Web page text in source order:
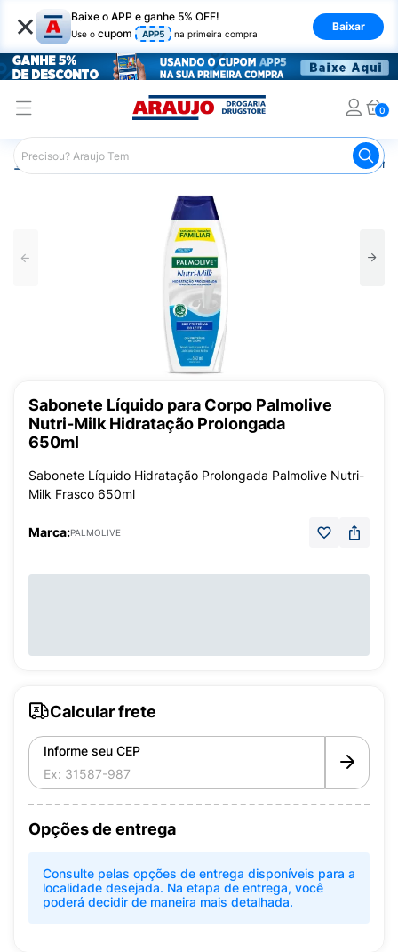
× Baixe o APP e ganhe 5% OFF!
Use o cupom APP5 na primeira compra
Baixar
0
Araujo Higiene Pessoal
Sabonete Líquido para Corpo Palmolive
Nutri-Milk Hidratação Prolongada
650ml
Sabonete Líquido Hidratação Prolongada Palmolive Nutri-
Milk Frasco 650ml
Marca:PALMOLIVE
Calcular frete
Informe seu CEP
Opções de entrega
Consulte pelas opções de entrega disponíveis para a
localidade desejada. Na etapa de entrega, você
poderá decidir de maneira mais detalhada.